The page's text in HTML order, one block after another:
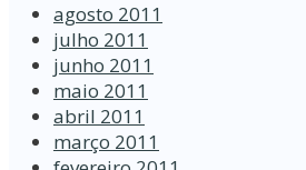
agosto 2011
julho 2011
junho 2011
maio 2011
abril 2011
março 2011